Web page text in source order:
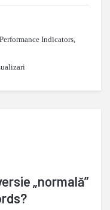
Indicators,
„normală”